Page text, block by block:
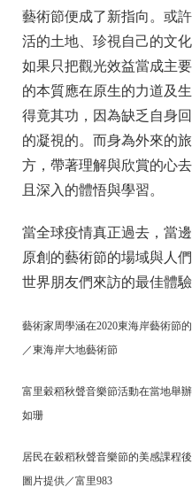
藝術節便成了新指向。或
活的土地、珍視自己的文
如果只把觀光效益當成主
的本質應在原生的力道及
得竟其功，因為缺乏自身
的凝視的。而身為外來的
方，帶著理解與欣賞的心
且深入的體悟與學習。
當全球疫情真正過去，當
原創的藝術節的場域與人
世界朋友們來訪的最佳體驗
藝術家周學涵在2020東海岸藝術節
／東海岸大地藝術節
富里穀稻秋聲音樂節活動在當地舉
如珊
居民在穀稻秋聲音樂節的美感課程
圖片提供／富里983